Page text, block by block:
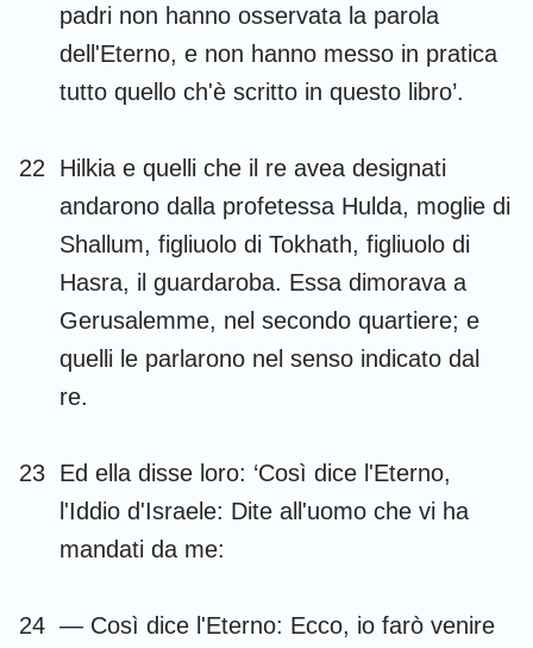
1 2 3 4 5 6 7
8 9 10 11 12 13 14
15 16 17 18 19 20 21
24 28
padri non hanno osservata la parola
dell'Eterno, e non hanno messo in pratica
tutto quello ch'è scritto in questo libro’.
22
Hilkia e quelli che il re avea designati
andarono dalla profetessa Hulda, moglie di
Shallum, figliuolo di Tokhath, figliuolo di
Hasra, il guardaroba. Essa dimorava a
Gerusalemme, nel secondo quartiere; e
quelli le parlarono nel senso indicato dal
re.
23 Ed ella disse loro: ‘Così dice l'Eterno,
l'Iddio d'Israele: Dite all'uomo che vi ha
mandati da me:
24 — Così dice l'Eterno: Ecco, io farò venire